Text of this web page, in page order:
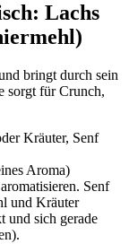
Lachs
bringt durch sein
sorgt für Crunch,
Kräuter, Senf
Aroma)
Senf
und Kräuter
und sich gerade